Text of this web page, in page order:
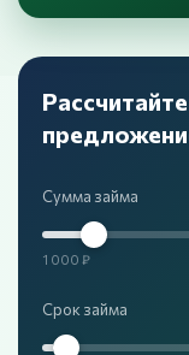
Сумма займа
1 000 ₽
Срок займа